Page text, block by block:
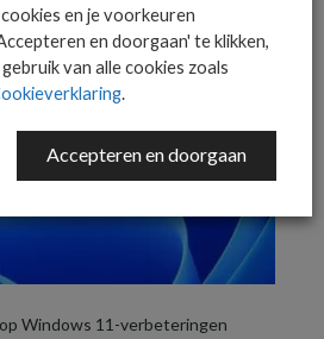
Windows 11-verbeteringen
en je voorkeuren
en doorgaan' te klikken,
van alle cookies zoals
.
Accepteren en doorgaan